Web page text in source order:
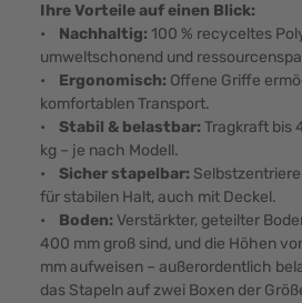
Ihre Vorteile auf einen Blick:
•
Nachhaltig: 100 % recyceltes
umweltschonend und
• Ergonomisch: Offene Griffe
komfortablen Transport.
• Stabil & belastbar: Tragkraft bis
kg – je nach Modell.
• Sicher stapelbar:
für stabilen Halt, auch mit Deckel.
• Boden: Verstärkter, geteilter
400 mm groß sind, und die Höhen
mm aufweisen – außerordentlich
das Stapeln auf zwei Boxen der